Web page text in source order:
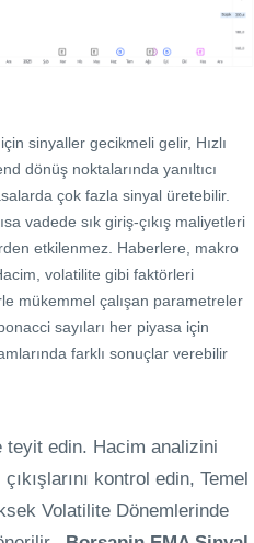
sinyaller gecikmeli gelir, Hızlı
dönüş noktalarında yanıltıcı
çok fazla sinyal üretebilir.
vadede sık giriş-çıkış maliyetleri
etkilenmez. Haberlere, makro
volatilite gibi faktörleri
mükemmel çalışan parametreler
sayıları her piyasa için
farklı sonuçlar verebilir
teyit edin. Hacim analizini
kontrol edin, Temel
Volatilite Dönemlerinde